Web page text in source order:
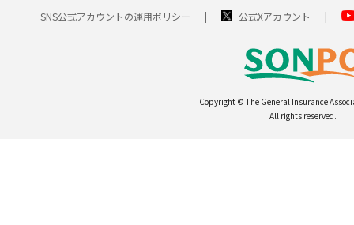
SNS公式アカウントの運用ポリシー 公式Xアカウント
Copyright © The General Insurance
All rights reserved.